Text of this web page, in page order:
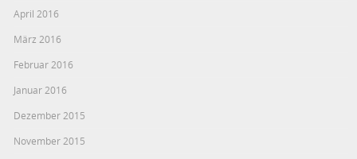
April 2016
März 2016
Februar 2016
Januar 2016
Dezember 2015
November 2015